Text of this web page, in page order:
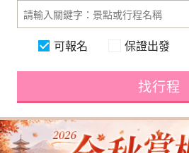
可報名 保證出發
找行程